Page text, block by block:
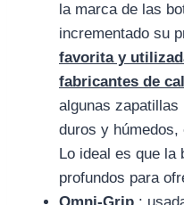
la marca de las
incrementado su
favorita y
fabricantes de
algunas zapatillas
duros y húmedos,
Lo ideal es que la
profundos para